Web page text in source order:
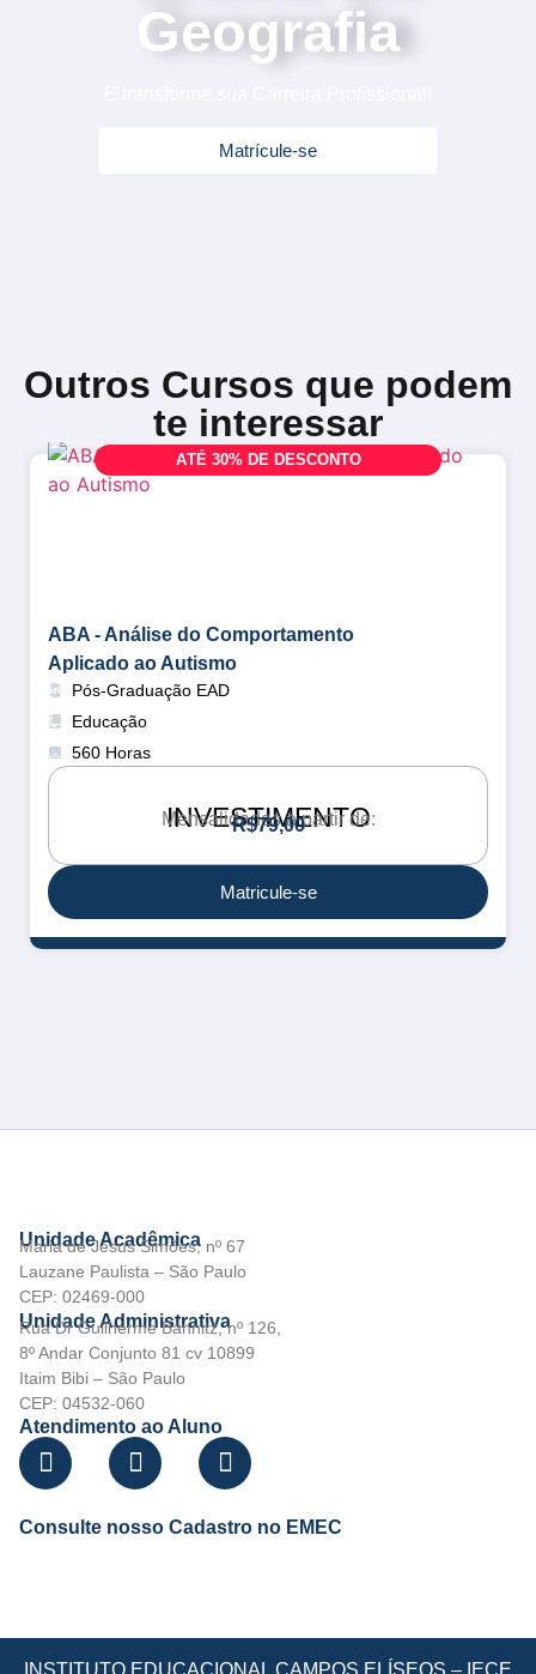
Geografia
Matrícule-se
Outros Cursos que podem
te interessar
ATÉ 30% DE DESCONTO
ABA - Análise do Comportamento
Aplicado ao Autismo
Pós-Graduação EAD
Educação
560 Horas
INVESTIMENTO
Mensalidades a partir de:
R$79,00
Matricule-se
Unidade Acadêmica
Maria de Jesus Simões, nº 67
Lauzane Paulista – São Paulo
CEP: 02469-000
Unidade Administrativa
Rua Dr Guilherme Bannitz, nº 126,
8º Andar Conjunto 81 cv 10899
Itaim Bibi – São Paulo
CEP: 04532-060
Atendimento ao Aluno
Consulte nosso Cadastro no EMEC